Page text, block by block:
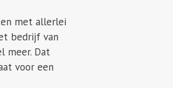
met allerlei
bedrijf van
meer. Dat
voor een